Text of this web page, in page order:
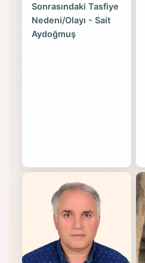
Sonrasındaki Tasfiye
Nedeni/Olayı - Sait
Aydoğmuş